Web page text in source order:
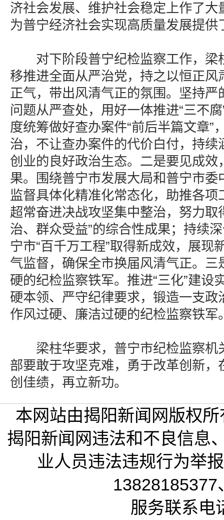
济社会发展、维护社会稳定上作了大
为普宁经济社会实现高质量发展提供
对下阶段普宁纪检监察工作，梁
移推进全面从严治党，持之以恒正风
正气，带出风清气正的氛围。坚持严
问题从严查处，用好一体推进“三不
度统筹做好查办案件“前后半篇文章”
治，不让查办案件的代价白付，持续
创业的良好政治生态。二是要见成效
果。围绕普宁市发展大局和普宁市委
监督具体化精准化常态化，助推各项
超常奋进决战攻坚集中整治，努力取
治、群众受益”的综合性成果；持续
宁市“百千万工程”取得新成效，展现
气监督，确保全市换届风清气正。三
硬的纪检监察铁军。推进“三化”建设
硬本领、严守纪律要求，锻造一支政
作风过硬、廉洁过硬的纪检监察铁军
梁柱华要求，普宁市纪检监察机
部要敢于攻坚克难，勇于改革创新，
创佳绩，再立新功。
本网站由揭阳新闻网版权
揭阳新闻网违法和不良信息
业人员违法违规行为举
13828185377
服务联系电